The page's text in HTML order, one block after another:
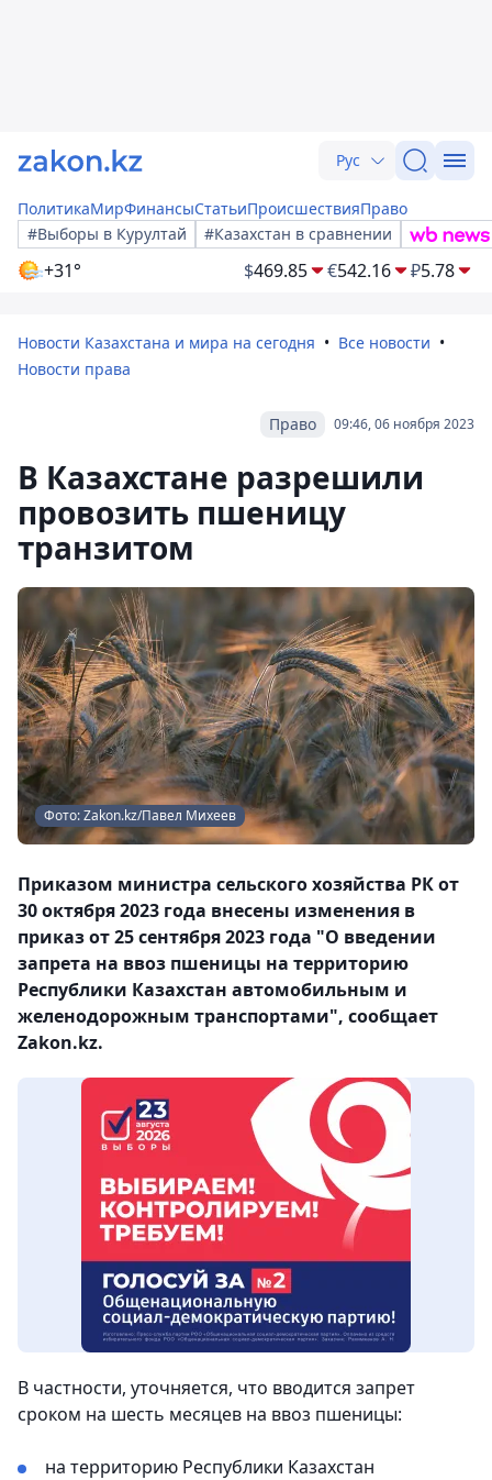
Рус
ПолитикаМирФинансыСтатьиПроисшествияПраво
#Выборы в Курултай
#Казахстан в сравнении
+31° $469.85 €542.16 ₽5.78
Новости Казахстана и мира на сегодня
Все новости
Новости права
09:46, 06 ноября 2023
Право
В Казахстане разрешили
провозить пшеницу
транзитом
Фото: Zakon.kz/Павел Михеев
Приказом министра сельского хозяйства РК от
30 октября 2023 года внесены изменения в
приказ от 25 сентября 2023 года "О введении
запрета на ввоз пшеницы на территорию
Республики Казахстан автомобильным и
желенодорожным транспортами", сообщает
Zakon.kz.
В частности, уточняется, что вводится запрет
сроком на шесть месяцев на ввоз пшеницы:
на территорию Республики Казахстан